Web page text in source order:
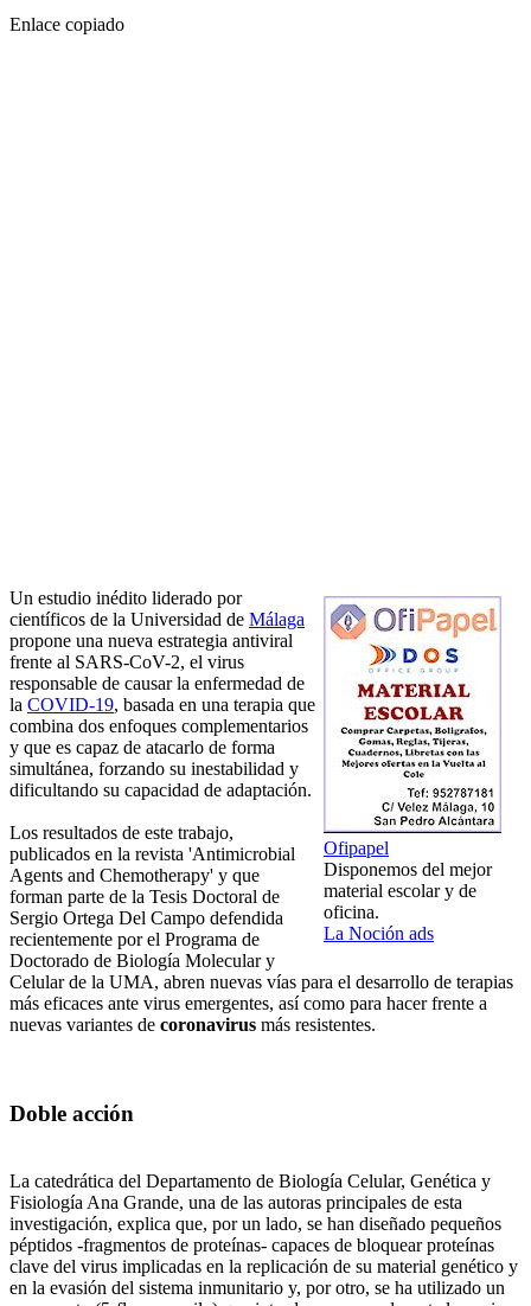
Enlace copiado
Ofipapel
Disponemos del mejor
material escolar y de
oficina.
La Noción ads
Un estudio inédito liderado por
científicos de la Universidad de Málaga
propone una nueva estrategia antiviral
frente al SARS-CoV-2, el virus
responsable de causar la enfermedad de
la COVID-19, basada en una terapia que
combina dos enfoques complementarios
y que es capaz de atacarlo de forma
simultánea, forzando su inestabilidad y
dificultando su capacidad de adaptación.
Los resultados de este trabajo,
publicados en la revista 'Antimicrobial
Agents and Chemotherapy' y que
forman parte de la Tesis Doctoral de
Sergio Ortega Del Campo defendida
recientemente por el Programa de
Doctorado de Biología Molecular y
Celular de la UMA, abren nuevas vías para el desarrollo de terapias
más eficaces ante virus emergentes, así como para hacer frente a
nuevas variantes de coronavirus más resistentes.
Doble acción
La catedrática del Departamento de Biología Celular, Genética y
Fisiología Ana Grande, una de las autoras principales de esta
investigación, explica que, por un lado, se han diseñado pequeños
péptidos -fragmentos de proteínas- capaces de bloquear proteínas
clave del virus implicadas en la replicación de su material genético y
en la evasión del sistema inmunitario y, por otro, se ha utilizado un